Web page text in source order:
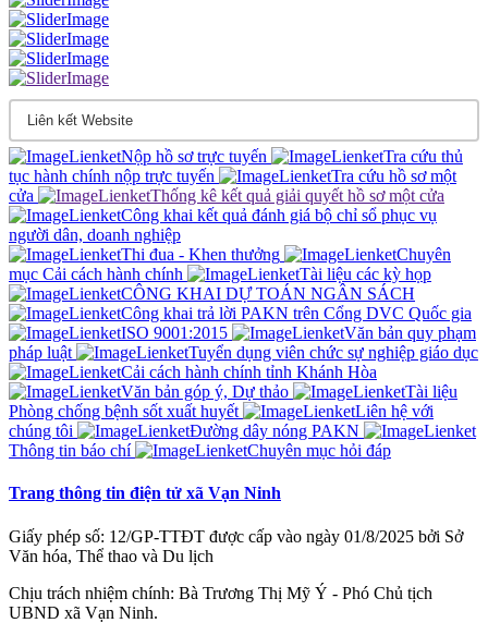
Nộp hồ sơ trực tuyến
Tra cứu thủ
tục hành chính nộp trực tuyến
Tra cứu hồ sơ một
cửa
Thống kê kết quả giải quyết hồ sơ một cửa
Công khai kết quả đánh giá bộ chỉ sổ phục vụ
người dân, doanh nghiệp
Thi đua - Khen thưởng
Chuyên
mục Cải cách hành chính
Tài liệu các kỳ họp
CÔNG KHAI DỰ TOÁN NGÂN SÁCH
Công khai trả lời PAKN trên Cổng DVC Quốc gia
ISO 9001:2015
Văn bản quy phạm
pháp luật
Tuyển dụng viên chức sự nghiệp giáo dục
Cải cách hành chính tỉnh Khánh Hòa
Văn bản góp ý, Dự thảo
Tài liệu
Phòng chống bệnh sốt xuất huyết
Liên hệ với
chúng tôi
Đường dây nóng PAKN
Thông tin báo chí
Chuyên mục hỏi đáp
Trang thông tin điện tử xã Vạn Ninh
Giấy phép số: 12/GP-TTĐT được cấp vào ngày 01/8/2025 bởi Sở
Văn hóa, Thể thao và Du lịch
Chịu trách nhiệm chính: Bà Trương Thị Mỹ Ý - Phó Chủ tịch
UBND xã Vạn Ninh.